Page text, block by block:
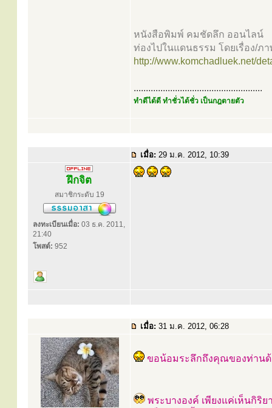
หนังสือพิมพ์ คมชัดลึก ออนไลน์
ท่องไปในแดนธรรม โดยเรื่อง/ภา
http://www.komchadluek.net/
.....................................................
ทำดีได้ดี ทำชั่วได้ชั่ว เป็นกฎตายตัว
เมื่อ: 29 ม.ค. 2012, 10:39
ฝึกจิต
สมาชิกระดับ 19
ลงทะเบียนเมื่อ: 03 ธ.ค. 2011,
21:40
โพสต์: 952
เมื่อ: 31 ม.ค. 2012, 06:28
ขอน้อมระลึกถึงคุณของท่านด้
พระบางองค์ เพียงแค่เห็นกิริ